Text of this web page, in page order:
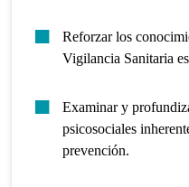
Reforzar los
Vigilancia Sanitaria
Examinar y
psicosociales
prevención.